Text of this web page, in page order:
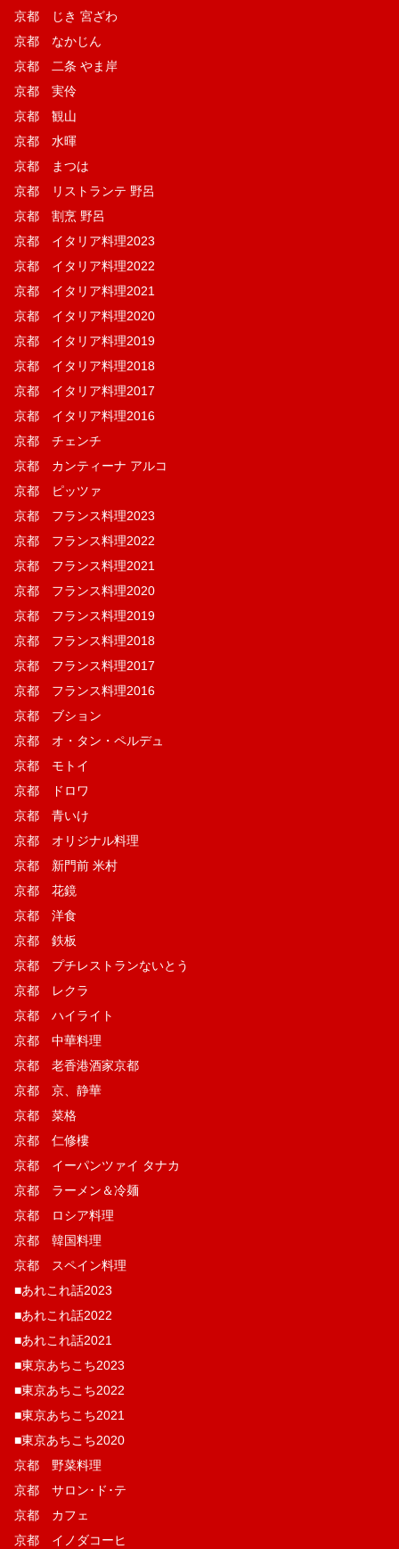
京都 じき 宮ざわ
京都 なかじん
京都 二条 やま岸
京都 実伶
京都 観山
京都 水暉
京都 まつは
京都 リストランテ 野呂
京都 割烹 野呂
京都 イタリア料理2023
京都 イタリア料理2022
京都 イタリア料理2021
京都 イタリア料理2020
京都 イタリア料理2019
京都 イタリア料理2018
京都 イタリア料理2017
京都 イタリア料理2016
京都 チェンチ
京都 カンティーナ アルコ
京都 ピッツァ
京都 フランス料理2023
京都 フランス料理2022
京都 フランス料理2021
京都 フランス料理2020
京都 フランス料理2019
京都 フランス料理2018
京都 フランス料理2017
京都 フランス料理2016
京都 ブション
京都 オ・タン・ペルデュ
京都 モトイ
京都 ドロワ
京都 青いけ
京都 オリジナル料理
京都 新門前 米村
京都 花鏡
京都 洋食
京都 鉄板
京都 プチレストランないとう
京都 レクラ
京都 ハイライト
京都 中華料理
京都 老香港酒家京都
京都 京、静華
京都 菜格
京都 仁修樓
京都 イーパンツァイ タナカ
京都 ラーメン＆冷麺
京都 ロシア料理
京都 韓国料理
京都 スペイン料理
■あれこれ話2023
■あれこれ話2022
■あれこれ話2021
■東京あちこち2023
■東京あちこち2022
■東京あちこち2021
■東京あちこち2020
京都 野菜料理
京都 サロン･ド･テ
京都 カフェ
京都 イノダコーヒ